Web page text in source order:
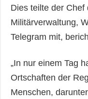
Kriminalität
Notstand und
Notfälle
ZUSÄTZLICH
Interview
Dies teilte der Chef
Militärverwaltung,
Telegram mit,
„In nur einem Tag
Ortschaften der
Menschen,